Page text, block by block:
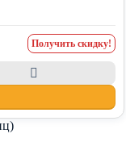
Получить скидку!